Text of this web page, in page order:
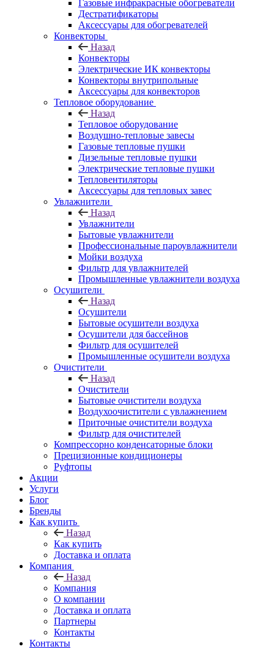
Газовые инфракрасные обогреватели
Дестратификаторы
Аксессуары для обогревателей
Конвекторы
Назад
Конвекторы
Электрические ИК конвекторы
Конвекторы внутрипольные
Аксессуары для конвекторов
Тепловое оборудование
Назад
Тепловое оборудование
Воздушно-тепловые завесы
Газовые тепловые пушки
Дизельные тепловые пушки
Электрические тепловые пушки
Тепловентиляторы
Аксессуары для тепловых завес
Увлажнители
Назад
Увлажнители
Бытовые увлажнители
Профессиональные пароувлажнители
Мойки воздуха
Фильтр для увлажнителей
Промышленные увлажнители воздуха
Осушители
Назад
Осушители
Бытовые осушители воздуха
Осушители для бассейнов
Фильтр для осушителей
Промышленные осушители воздуха
Очистители
Назад
Очистители
Бытовые очистители воздуха
Воздухоочистители с увлажнением
Приточные очистители воздуха
Фильтр для очистителей
Компрессорно конденсаторные блоки
Прецизионные кондиционеры
Руфтопы
Акции
Услуги
Блог
Бренды
Как купить
Назад
Как купить
Доставка и оплата
Компания
Назад
Компания
О компании
Доставка и оплата
Партнеры
Контакты
Контакты